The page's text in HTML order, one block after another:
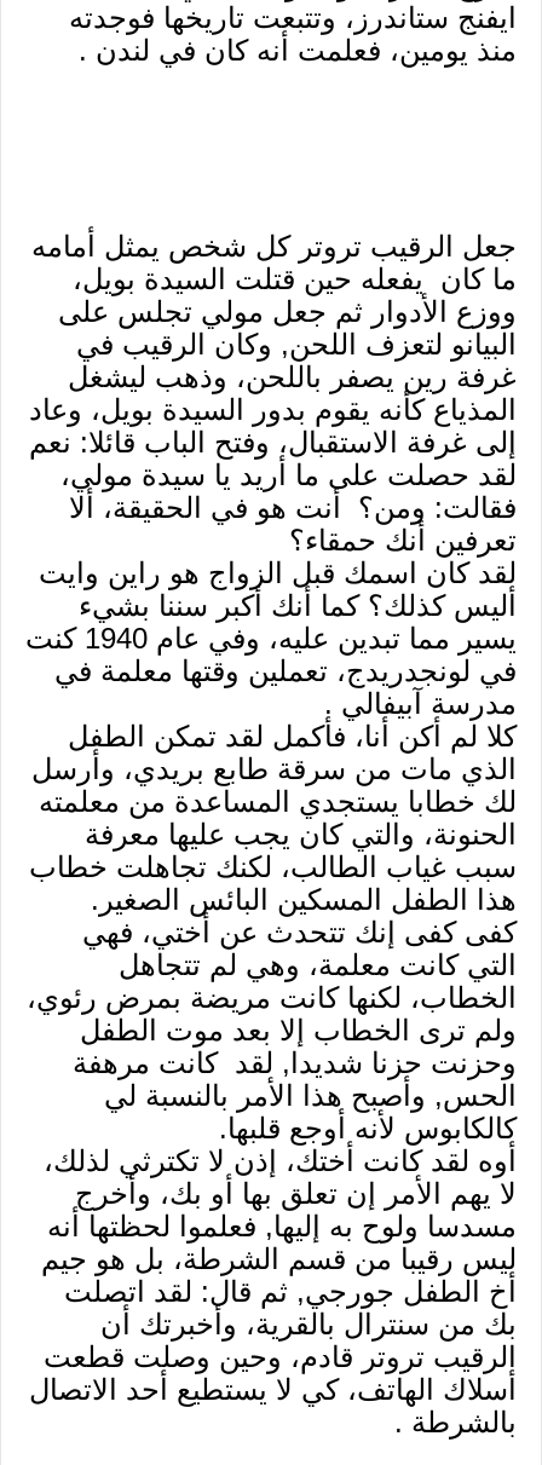
ايفنج ستاندرز، وتتبعت تاريخها فوجدته
منذ يومين، فعلمت أنه كان في لندن .
جعل الرقيب تروتر كل شخص يمثل أمامه
ما كان يفعله حين قتلت السيدة بويل،
ووزع الأدوار ثم جعل مولي تجلس على
البيانو لتعزف اللحن, وكان الرقيب في
غرفة رين يصفر باللحن، وذهب ليشغل
المذياع كأنه يقوم بدور السيدة بويل، وعاد
إلى غرفة الاستقبال، وفتح الباب قائلا: نعم
لقد حصلت على ما أريد يا سيدة مولي،
فقالت: ومن؟ أنت هو في الحقيقة، ألا
تعرفين أنك حمقاء؟
لقد كان اسمك قبل الزواج هو راين وايت
أليس كذلك؟ كما أنك أكبر سننا بشيء
يسير مما تبدين عليه، وفي عام 1940 كنت
في لونجدريدج، تعملين وقتها معلمة في
مدرسة آبيفالي .
كلا لم أكن أنا، فأكمل لقد تمكن الطفل
الذي مات من سرقة طابع بريدي، وأرسل
لك خطابا يستجدي المساعدة من معلمته
الحنونة، والتي كان يجب عليها معرفة
سبب غياب الطالب، لكنك تجاهلت خطاب
هذا الطفل المسكين البائس الصغير.
كفى كفى إنك تتحدث عن أختي، فهي
التي كانت معلمة، وهي لم تتجاهل
الخطاب، لكنها كانت مريضة بمرض رئوي،
ولم ترى الخطاب إلا بعد موت الطفل
وحزنت حزنا شديدا, لقد كانت مرهفة
الحس, وأصبح هذا الأمر بالنسبة لي
كالكابوس لأنه أوجع قلبها.
أوه لقد كانت أختك، إذن لا تكترثي لذلك،
لا يهم الأمر إن تعلق بها أو بك، وأخرج
مسدسا ولوح به إليها, فعلموا لحظتها أنه
ليس رقيبا من قسم الشرطة، بل هو جيم
أخ الطفل جورجي, ثم قال: لقد اتصلت
بك من سنترال بالقرية، وأخبرتك أن
الرقيب تروتر قادم، وحين وصلت قطعت
أسلاك الهاتف، كي لا يستطيع أحد الاتصال
بالشرطة .